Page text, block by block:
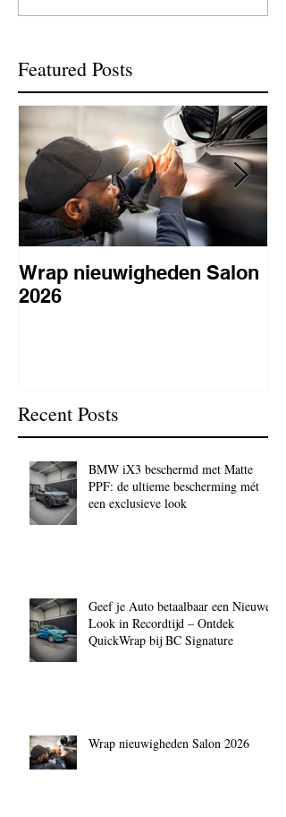
Featured Posts
Wrap nieuwigheden Salon
2026
Recent Posts
BMW iX3 beschermd met Matte
PPF: de ultieme bescherming mét
een exclusieve look
Geef je Auto betaalbaar een Nieuwe
Look in Recordtijd – Ontdek
QuickWrap bij BC Signature
Wrap nieuwigheden Salon 2026